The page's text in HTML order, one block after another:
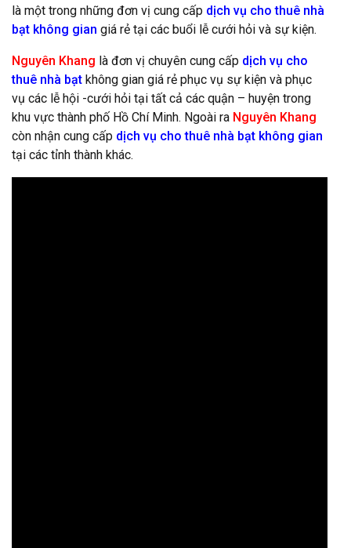
là một trong những đơn vị cung cấp dịch vụ cho thuê nhà
bạt không gian giá rẻ tại các buổi lễ cưới hỏi và sự kiện.
Nguyên Khang là đơn vị chuyên cung cấp dịch vụ cho
thuê nhà bạt không gian giá rẻ phục vụ sự kiện và phục
vụ các lễ hội -cưới hỏi tại tất cả các quận – huyện trong
khu vực thành phố Hồ Chí Minh. Ngoài ra Nguyên Khang
còn nhận cung cấp dịch vụ cho thuê nhà bạt không gian
tại các tỉnh thành khác.